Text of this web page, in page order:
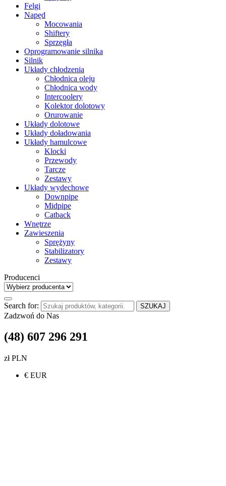
Felgi
Napęd
Mocowania
Shiftery
Sprzęgła
Oprogramowanie silnika
Silnik
Układy chłodzenia
Chłodnica oleju
Chłodnica wody
Intercoolery
Kolektor dolotowy
Orurowanie
Układy dolotowe
Układy doładowania
Układy hamulcowe
Klocki
Przewody
Tarcze
Zestawy
Układy wydechowe
Downpipe
Midpipe
Catback
Wnętrze
Zawieszenia
Sprężyny
Stabilizatory
Zestawy
Producenci
Search for: SZUKAJ
Zadzwoń do Nas
(48) 607 296 291
zł PLN
€ EUR